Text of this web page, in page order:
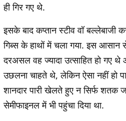
ही गिर गए थे.
इसके बाद कप्‍तान स्‍टीव वॉ
गिब्‍स के हाथों में चला गया. इस आसान
दरअसल वह ज्यादा उत्साहित हो गए
उछलना चाहते थे, लेकिन ऐसा नहीं हो
शानदार पारी खेलते हुए न सिर्फ शतक
सेमीफाइनल में भी पहुंचा दिया था.